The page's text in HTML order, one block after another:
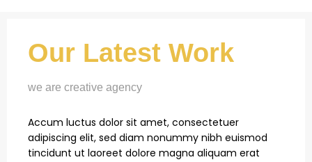
Our Latest Work
we are creative agency
Accum luctus dolor sit amet, consectetuer
adipiscing elit, sed diam nonummy nibh euismod
tincidunt ut laoreet dolore magna aliquam erat